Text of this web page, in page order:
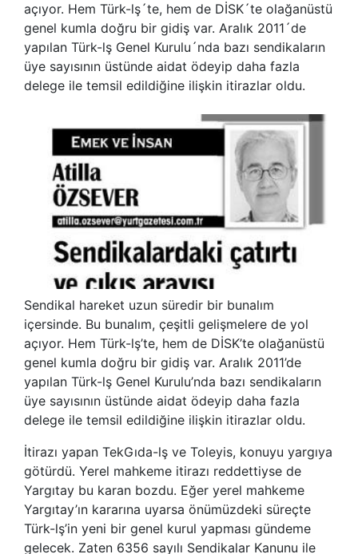
açıyor. Hem Türk-lş´te, hem de DİSK´te olağanüstü
genel kumla doğru bir gidiş var. Aralık 2011´de
yapılan Türk-lş Genel Kurulu´nda bazı sendikaların
üye sayısının üstünde aidat ödeyip daha fazla
delege ile temsil edildiğine ilişkin itirazlar oldu.
Sendikal hareket uzun süredir bir bunalım
içersinde. Bu bunalım, çeşitli gelişmelere de yol
açıyor. Hem Türk-lş’te, hem de DİSK’te olağanüstü
genel kumla doğru bir gidiş var. Aralık 2011’de
yapılan Türk-lş Genel Kurulu’nda bazı sendikaların
üye sayısının üstünde aidat ödeyip daha fazla
delege ile temsil edildiğine ilişkin itirazlar oldu.
İtirazı yapan TekGıda-lş ve Toleyis, konuyu yargıya
götürdü. Yerel mahkeme itirazı reddettiyse de
Yargıtay bu karan bozdu. Eğer yerel mahkeme
Yargıtay’ın kararına uyarsa önümüzdeki süreçte
Türk-lş’in yeni bir genel kurul yapması gündeme
gelecek. Zaten 6356 sayılı Sendikalar Kanunu ile